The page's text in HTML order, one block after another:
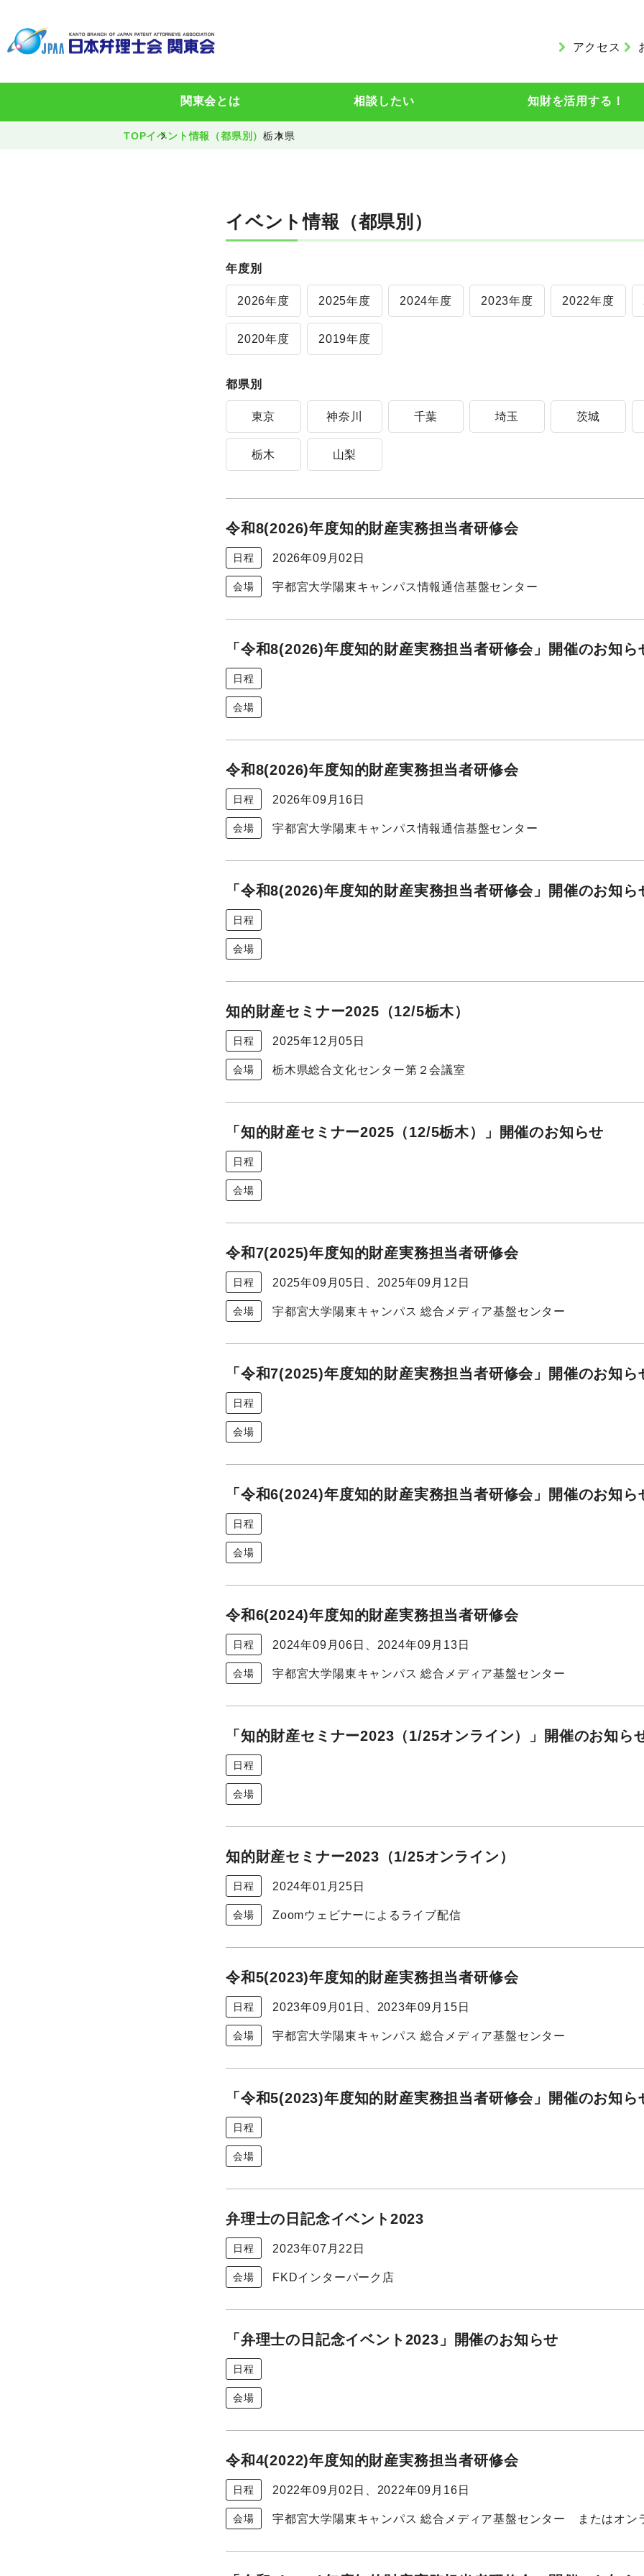
アクセス
関東会とは 相談したい 知財を活用する！
TOPイベント情報（都県別）栃木県
イベント情報（都県別）
年度別
2026年度 2025年度 2024年度 2023年度 2022年度
2020年度 2019年度
都県別
東京 神奈川 千葉 埼玉 茨城
栃木 山梨
令和8(2026)年度知的財産実務担当者研修会
日程 2026年09月02日
会場 宇都宮大学陽東キャンパス情報通信基盤センター
「令和8(2026)年度知的財産実務担当者研修会」開催のお知ら
日程
会場
令和8(2026)年度知的財産実務担当者研修会
日程 2026年09月16日
会場 宇都宮大学陽東キャンパス情報通信基盤センター
「令和8(2026)年度知的財産実務担当者研修会」開催のお知ら
日程
会場
知的財産セミナー2025（12/5栃木）
日程 2025年12月05日
会場 栃木県総合文化センター第２会議室
「知的財産セミナー2025（12/5栃木）」開催のお知らせ
日程
会場
令和7(2025)年度知的財産実務担当者研修会
日程 2025年09月05日、2025年09月12日
会場 宇都宮大学陽東キャンパス 総合メディア基盤センター
「令和7(2025)年度知的財産実務担当者研修会」開催のお知ら
日程
会場
「令和6(2024)年度知的財産実務担当者研修会」開催のお知ら
日程
会場
令和6(2024)年度知的財産実務担当者研修会
日程 2024年09月06日、2024年09月13日
会場 宇都宮大学陽東キャンパス 総合メディア基盤センター
「知的財産セミナー2023（1/25オンライン）」開催のお知ら
日程
会場
知的財産セミナー2023（1/25オンライン）
日程 2024年01月25日
会場 Zoomウェビナーによるライブ配信
令和5(2023)年度知的財産実務担当者研修会
日程 2023年09月01日、2023年09月15日
会場 宇都宮大学陽東キャンパス 総合メディア基盤センター
「令和5(2023)年度知的財産実務担当者研修会」開催のお知ら
日程
会場
弁理士の日記念イベント2023
日程 2023年07月22日
会場 FKDインターパーク店
「弁理士の日記念イベント2023」開催のお知らせ
日程
会場
令和4(2022)年度知的財産実務担当者研修会
日程 2022年09月02日、2022年09月16日
会場 宇都宮大学陽東キャンパス 総合メディア基盤センター またはオン